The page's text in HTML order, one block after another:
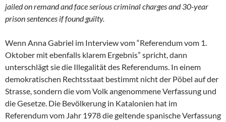
jailed on remand and face serious criminal charges and 30-year
prison sentences if found guilty.
Wenn Anna Gabriel im Interview vom “Referendum vom 1.
Oktober mit ebenfalls klarem Ergebnis” spricht, dann
unterschlägt sie die Illegalität des Referendums. In einem
demokratischen Rechtsstaat bestimmt nicht der Pöbel auf der
Strasse, sondern die vom Volk angenommene Verfassung und
die Gesetze. Die Bevölkerung in Katalonien hat im
Referendum vom Jahr 1978 die geltende spanische Verfassung